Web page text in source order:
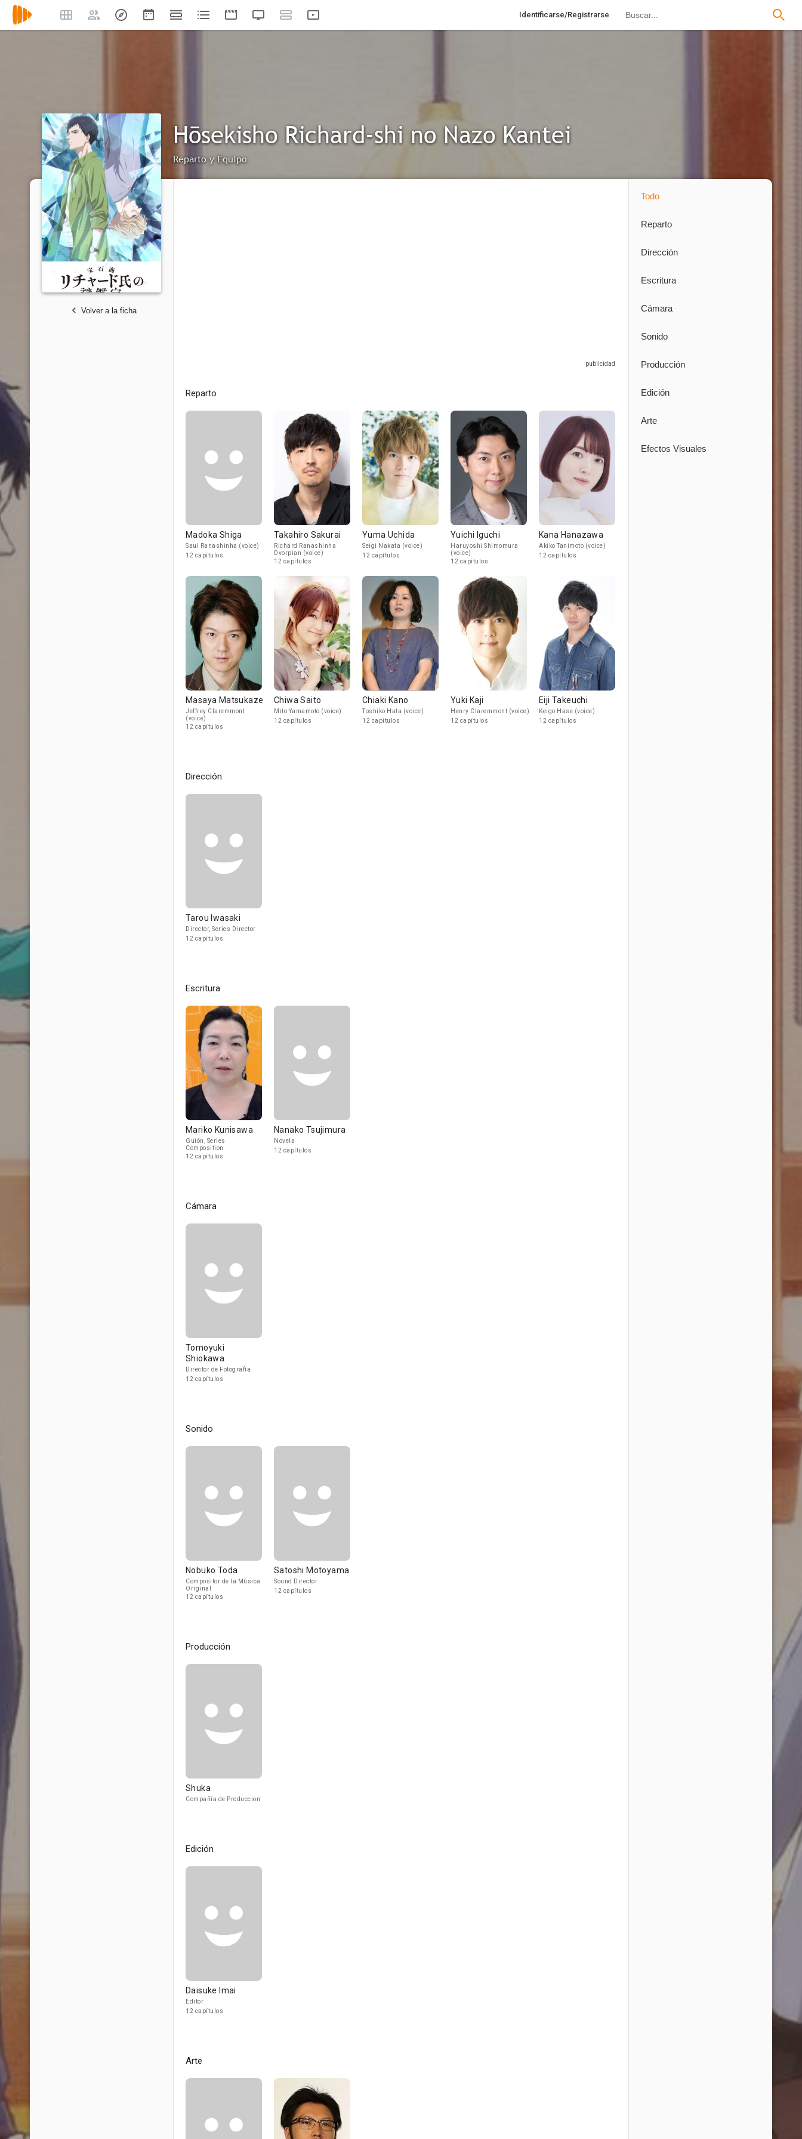
Identificarse/Registrarse
Hōsekisho Richard-shi no Nazo Kantei
Reparto y Equipo
Volver a la ficha
Reparto
Madoka Shiga
Saul Ranashinha (voice)
12 capítulos
Takahiro Sakurai
Richard Ranashinha
Dvorpian (voice)
12 capítulos
Yuma Uchida
Seigi Nakata (voice)
12 capítulos
Yuichi Iguchi
Haruyoshi Shimomura
(voice)
12 capítulos
Kana Hanazawa
Akiko Tanimoto (voice)
12 capítulos
Masaya Matsukaze
Jeffrey Claremmont
(voice)
12 capítulos
Chiwa Saito
Mito Yamamoto (voice)
12 capítulos
Chiaki Kano
Toshiko Hata (voice)
12 capítulos
Yuki Kaji
Henry Claremmont (voice)
12 capítulos
Eiji Takeuchi
Keigo Hase (voice)
12 capítulos
Dirección
Tarou Iwasaki
Director, Series Director
12 capítulos
Escritura
Mariko Kunisawa
Guión, Series
Composition
12 capítulos
Nanako Tsujimura
Novela
12 capítulos
Cámara
Tomoyuki
Shiokawa
Director de Fotografía
12 capítulos
Sonido
Nobuko Toda
Compositor de la Música
Original
12 capítulos
Satoshi Motoyama
Sound Director
12 capítulos
Producción
Shuka
Compañía de Produccion
Edición
Daisuke Imai
Editor
12 capítulos
Arte
Todo
Reparto
Dirección
Escritura
Cámara
Sonido
Producción
Edición
Arte
Efectos Visuales